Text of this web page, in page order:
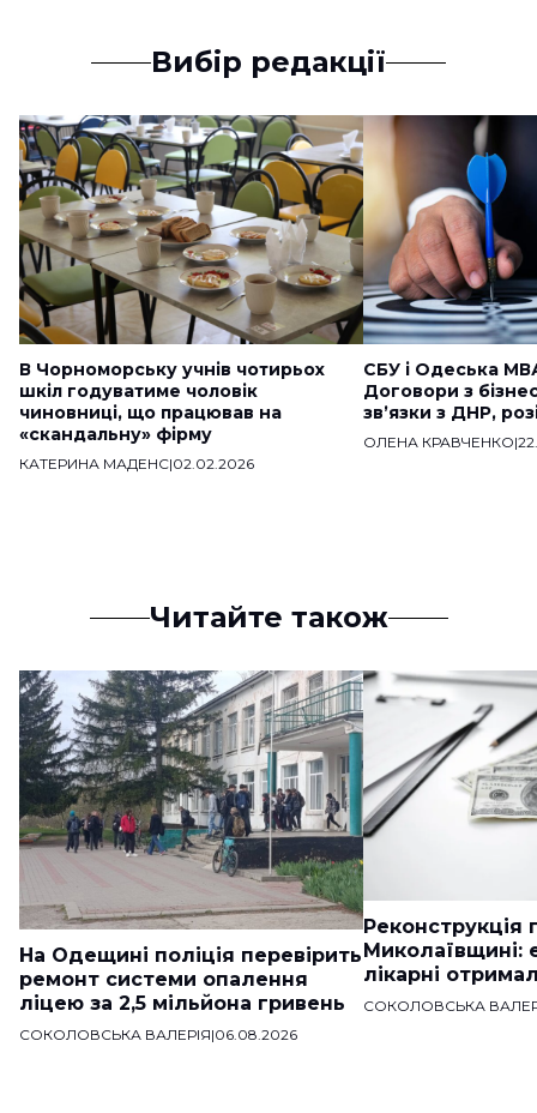
Вибір редакції
В Чорноморську учнів чотирьох
шкіл годуватиме чоловік
чиновниці, що працював на
«скандальну» фірму
КАТЕРИНА МАДЕНС|02.02.2026
СБУ і Одеська
Договори з
звʼязки з ДНР,
ОЛЕНА КРАВЧЕНКО|
Читайте також
На Одещині поліція перевірить
ремонт системи опалення
ліцею за 2,5 мільйона гривень
СОКОЛОВСЬКА ВАЛЕРІЯ|06.08.2026
Реконструкція
Миколаївщині:
лікарні
СОКОЛОВСЬКА